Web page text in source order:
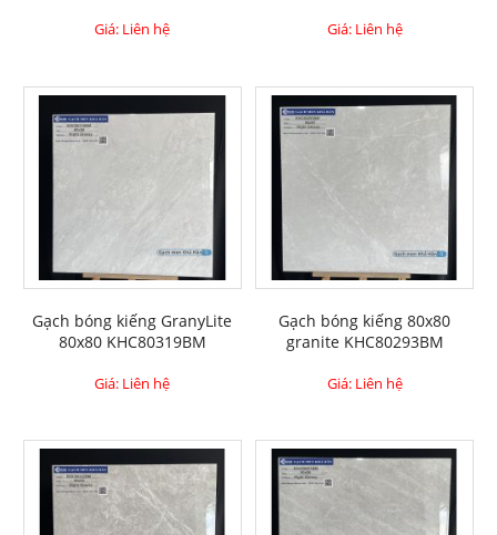
Giá: Liên hệ Giá: Liên hệ
Gạch bóng kiếng GranyLite
80x80 KHC80319BM
Giá: Liên hệ
Gạch bóng kiếng 80x80
granite KHC80293BM
Giá: Liên hệ